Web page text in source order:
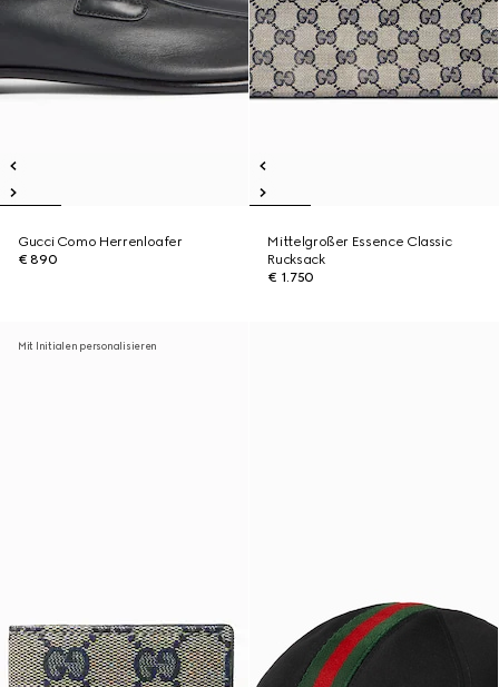
Gucci Como Herrenloafer
€ 890
Mittelgroßer Essence Classic
Rucksack
€ 1.750
Mit Initialen personalisieren